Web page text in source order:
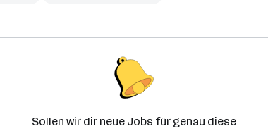
Sollen wir dir neue Jobs für genau diese